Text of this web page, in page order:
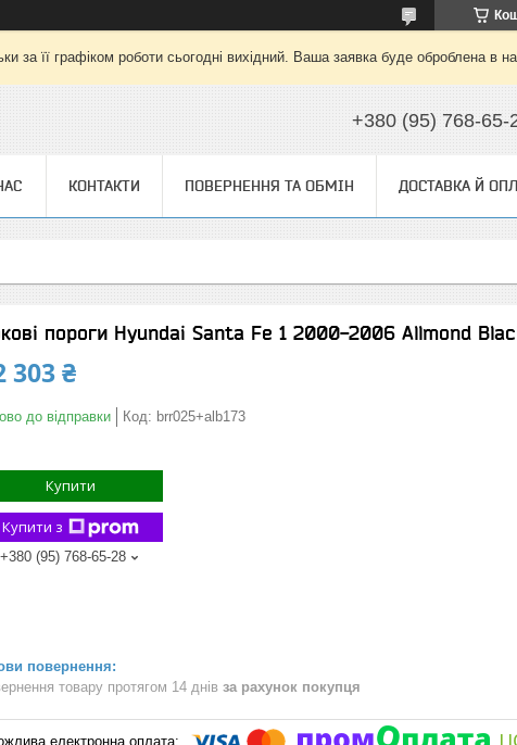
за її графіком роботи сьогодні вихідний. Ваша заявка буде оброблена в
+380 (95) 768-65-
КОНТАКТИ ПОВЕРНЕННЯ ТА ОБМІН ДОСТАВКА Й
пороги Hyundai Santa Fe 1 2000-2006 Allmond
303 ₴
до відправки Код: brr025+alb173
Купити
Купити з
+380 (95) 768-65-28
товару протягом 14 днів за рахунок покупця